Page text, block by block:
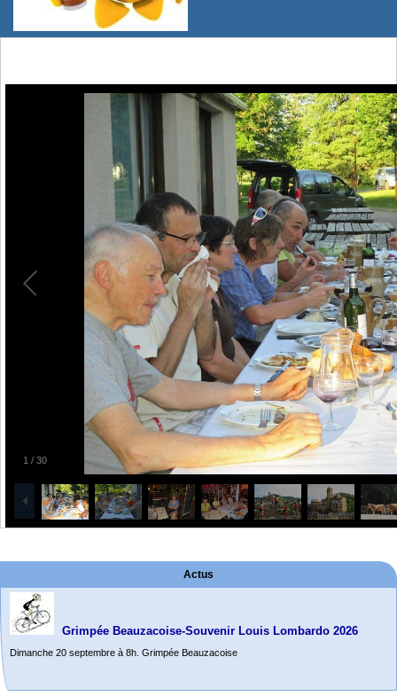
1 / 30
Actus
Dimanche 20 septembre à 8h. Grimpée Beauzacoise